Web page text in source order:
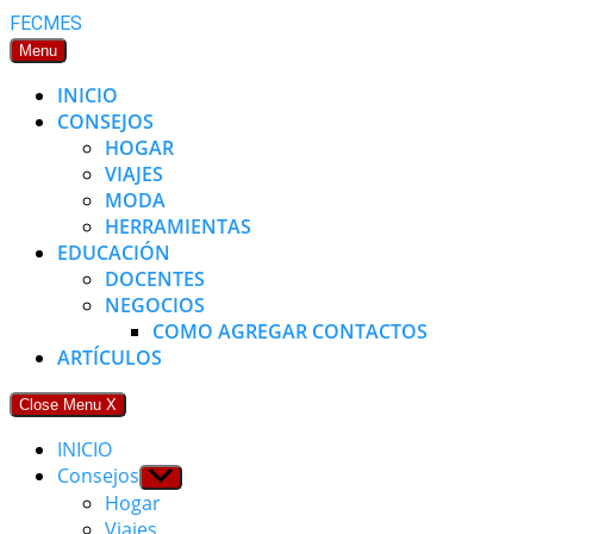
Skip
to
FECMES
Menu
INICIO
CONSEJOS
HOGAR
VIAJES
MODA
HERRAMIENTAS
EDUCACIÓN
DOCENTES
NEGOCIOS
COMO AGREGAR CONTACTOS
ARTÍCULOS
Close Menu X
INICIO
Consejos Show
sub
menu
Hogar